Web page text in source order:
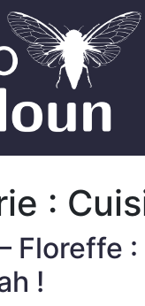
:
Floreffe
!